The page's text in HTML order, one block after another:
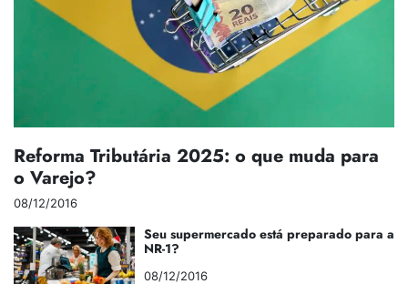
Reforma Tributária 2025: o que muda para
o Varejo?
08/12/2016
Seu supermercado está preparado para a
NR-1?
08/12/2016